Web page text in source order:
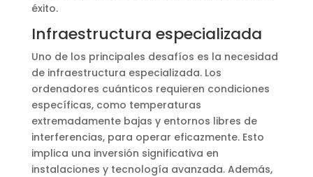
éxito.
Infraestructura especializada
Uno de los principales desafíos es la necesidad
de infraestructura especializada. Los
ordenadores cuánticos requieren condiciones
específicas, como temperaturas
extremadamente bajas y entornos libres de
interferencias, para operar eficazmente. Esto
implica una inversión significativa en
instalaciones y tecnología avanzada. Además,